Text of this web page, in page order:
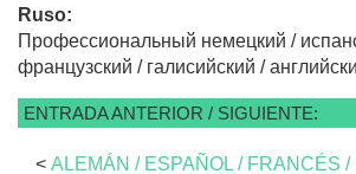
Ruso:
Профессиональный немецкий /
французский / галисийский /
ENTRADA ANTERIOR / SIGUIENTE:
< ALEMÁN / ESPAÑOL / FRANCÉS /